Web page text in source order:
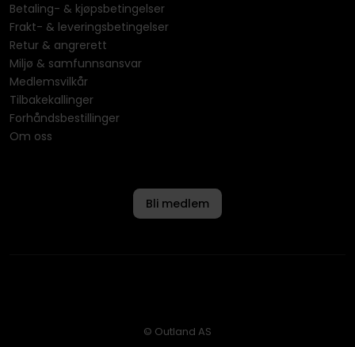
Betaling- & kjøpsbetingelser
Frakt- & leveringsbetingelser
Retur & angrerett
Miljø & samfunnsansvar
Medlemsvilkår
Tilbakekallinger
Forhåndsbestillinger
Om oss
Bli medlem
© Outland AS